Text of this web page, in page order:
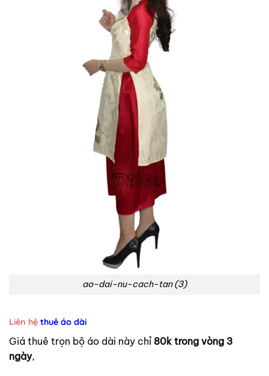
ao-dai-nu-cach-tan (3)
Liên hệ thuê áo dài
Giá thuê trọn bộ áo dài này chỉ 80k trong vòng 3
ngày,